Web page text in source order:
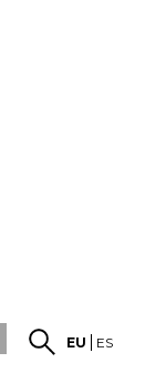
EU ES